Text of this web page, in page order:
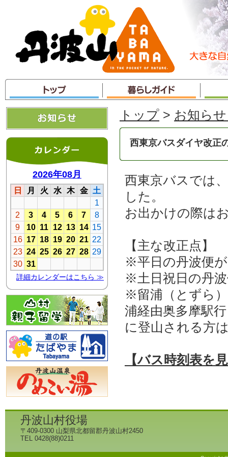
ャ
ン
プ
トップ > お知ら
西東京バスダイヤ改正
西東京バスでは
した。
お出かけの際は
【主な改正点】
※平日の丹波便
※土日祝日の丹
※留浦（とずら
浦経由奥多摩駅
に登山される方
【バス時刻表を
丹波山村役場
〒409-0300 山梨県北都留郡丹波山村2450
TEL 0428(88)0211